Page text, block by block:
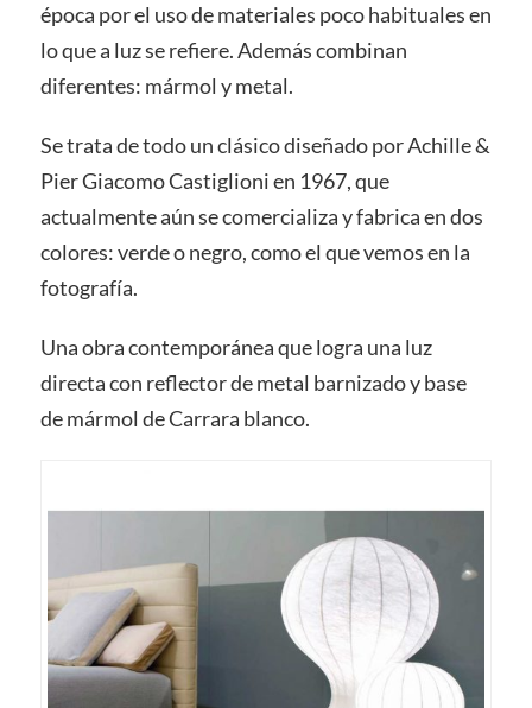
época por el uso de materiales poco habituales en
lo que a luz se refiere. Además combinan
diferentes: mármol y metal.
Se trata de todo un clásico diseñado por Achille &
Pier Giacomo Castiglioni en 1967, que
actualmente aún se comercializa y fabrica en dos
colores: verde o negro, como el que vemos en la
fotografía.
Una obra contemporánea que logra una luz
directa con reflector de metal barnizado y base
de mármol de Carrara blanco.